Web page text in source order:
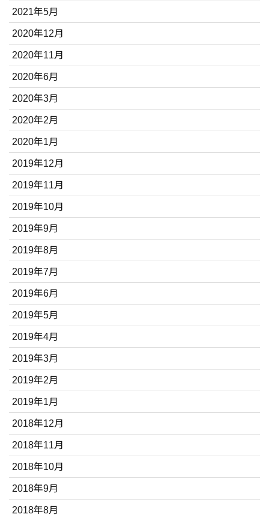
2021年5月
2020年12月
2020年11月
2020年6月
2020年3月
2020年2月
2020年1月
2019年12月
2019年11月
2019年10月
2019年9月
2019年8月
2019年7月
2019年6月
2019年5月
2019年4月
2019年3月
2019年2月
2019年1月
2018年12月
2018年11月
2018年10月
2018年9月
2018年8月